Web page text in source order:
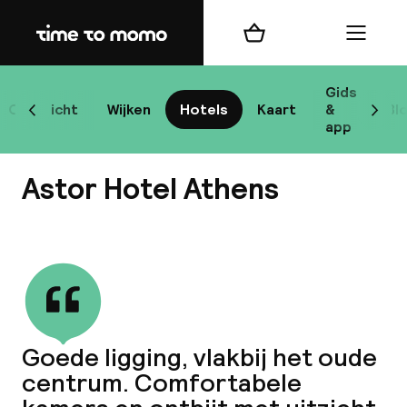
Home
Overzicht Wijken Hotels Kaart
Gids
&
app
Scroll naar links
Winkelmand Menu
Astor Hotel Athens
Goede ligging, vlakbij het oude
centrum. Comfortabele